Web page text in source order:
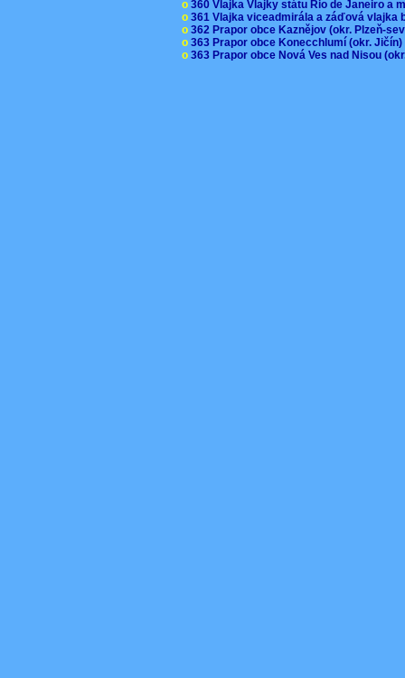
o 360 Vlajka Vlajky státu Rio de Janeiro a
o 361 Vlajka viceadmirála a záďová
o 362 Prapor obce Kaznějov (okr. Plzeň-
o 363 Prapor obce Konecchlumí (okr.
o 363 Prapor obce Nová Ves nad Nisou